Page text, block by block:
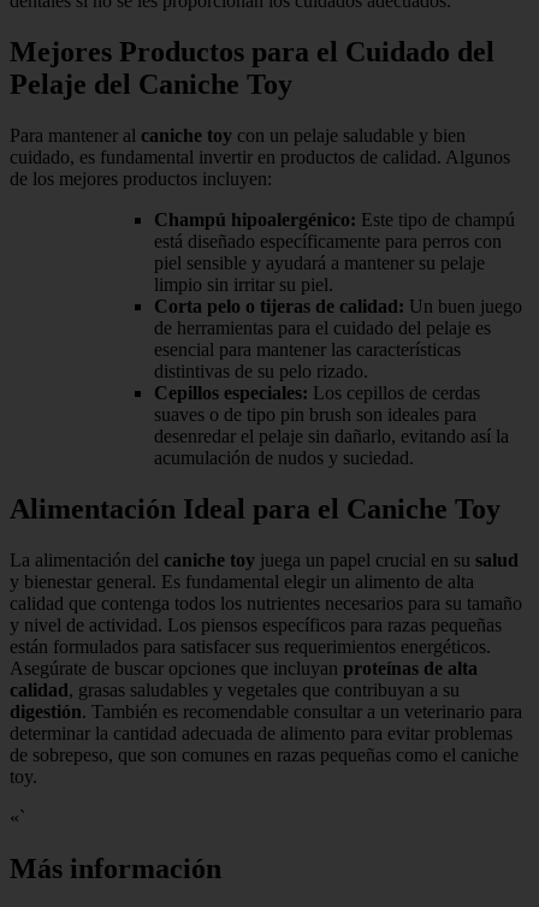
Mejores Productos para el Cuidado del
Pelaje del Caniche Toy
Para mantener al caniche toy con un pelaje saludable y bien
cuidado, es fundamental invertir en productos de calidad. Algunos
de los mejores productos incluyen:
Champú hipoalergénico: Este tipo de champú
está diseñado específicamente para perros con
piel sensible y ayudará a mantener su pelaje
limpio sin irritar su piel.
Corta pelo o tijeras de calidad: Un buen juego
de herramientas para el cuidado del pelaje es
esencial para mantener las características
distintivas de su pelo rizado.
Cepillos especiales: Los cepillos de cerdas
suaves o de tipo pin brush son ideales para
desenredar el pelaje sin dañarlo, evitando así la
acumulación de nudos y suciedad.
Alimentación Ideal para el Caniche Toy
La alimentación del caniche toy juega un papel crucial en su salud
y bienestar general. Es fundamental elegir un alimento de alta
calidad que contenga todos los nutrientes necesarios para su tamaño
y nivel de actividad. Los piensos específicos para razas pequeñas
están formulados para satisfacer sus requerimientos energéticos.
Asegúrate de buscar opciones que incluyan proteínas de alta
calidad, grasas saludables y vegetales que contribuyan a su
digestión. También es recomendable consultar a un veterinario para
determinar la cantidad adecuada de alimento para evitar problemas
de sobrepeso, que son comunes en razas pequeñas como el caniche
toy.
«`
Más información